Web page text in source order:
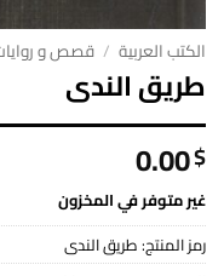
الكتب العربية / قصص و
طريق الندى
0.00$
غير متوفر في المخزون
رمز المنتج:طريق الندى